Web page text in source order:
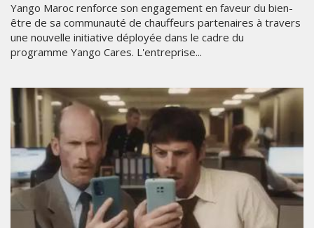
Yango Maroc renforce son engagement en faveur du bien-
être de sa communauté de chauffeurs partenaires à travers
une nouvelle initiative déployée dans le cadre du
programme Yango Cares. L'entreprise...